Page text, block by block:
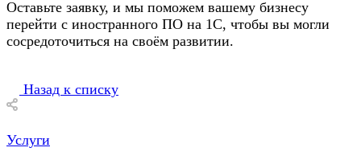
Оставьте заявку, и мы поможем вашему бизнесу
перейти с иностранного ПО на 1С, чтобы вы могли
сосредоточиться на своём развитии.
Назад к списку
Услуги